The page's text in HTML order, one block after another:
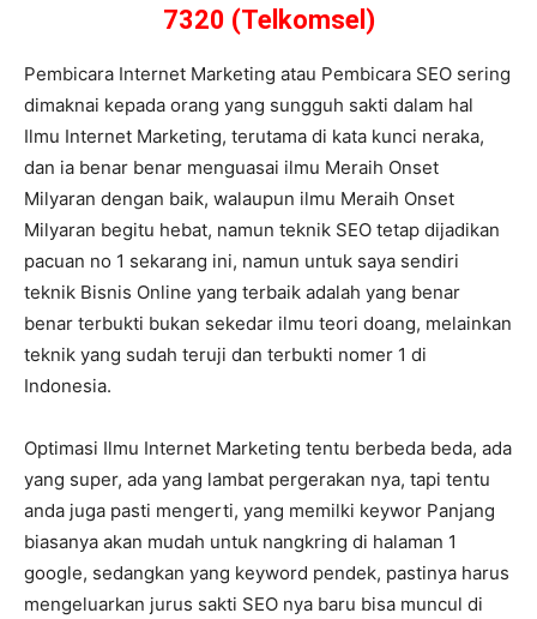
7320 (Telkomsel)
Pembicara Internet Marketing atau Pembicara SEO sering
dimaknai kepada orang yang sungguh sakti dalam hal
Ilmu Internet Marketing, terutama di kata kunci neraka,
dan ia benar benar menguasai ilmu Meraih Onset
Milyaran dengan baik, walaupun ilmu Meraih Onset
Milyaran begitu hebat, namun teknik SEO tetap dijadikan
pacuan no 1 sekarang ini, namun untuk saya sendiri
teknik Bisnis Online yang terbaik adalah yang benar
benar terbukti bukan sekedar ilmu teori doang, melainkan
teknik yang sudah teruji dan terbukti nomer 1 di
Indonesia.
Optimasi Ilmu Internet Marketing tentu berbeda beda, ada
yang super, ada yang lambat pergerakan nya, tapi tentu
anda juga pasti mengerti, yang memilki keywor Panjang
biasanya akan mudah untuk nangkring di halaman 1
google, sedangkan yang keyword pendek, pastinya harus
mengeluarkan jurus sakti SEO nya baru bisa muncul di